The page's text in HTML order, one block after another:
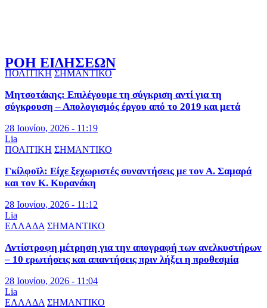
ΡΟΗ ΕΙΔΗΣΕΩΝ
ΠΟΛΙΤΙΚΗ ΣΗΜΑΝΤΙΚΟ
Μητσοτάκης: Επιλέγουμε τη σύγκριση αντί για τη
σύγκρουση – Απολογισμός έργου από το 2019 και μετά
28 Ιουνίου, 2026 - 11:19
Lia
ΠΟΛΙΤΙΚΗ ΣΗΜΑΝΤΙΚΟ
Γκίλφοϊλ: Είχε ξεχωριστές συναντήσεις με τον Α. Σαμαρά
και τον Κ. Κυρανάκη
28 Ιουνίου, 2026 - 11:12
Lia
ΕΛΛΑΔΑ ΣΗΜΑΝΤΙΚΟ
Αντίστροφη μέτρηση για την απογραφή των ανελκυστήρων
– 10 ερωτήσεις και απαντήσεις πριν λήξει η προθεσμία
28 Ιουνίου, 2026 - 11:04
Lia
ΕΛΛΑΔΑ ΣΗΜΑΝΤΙΚΟ